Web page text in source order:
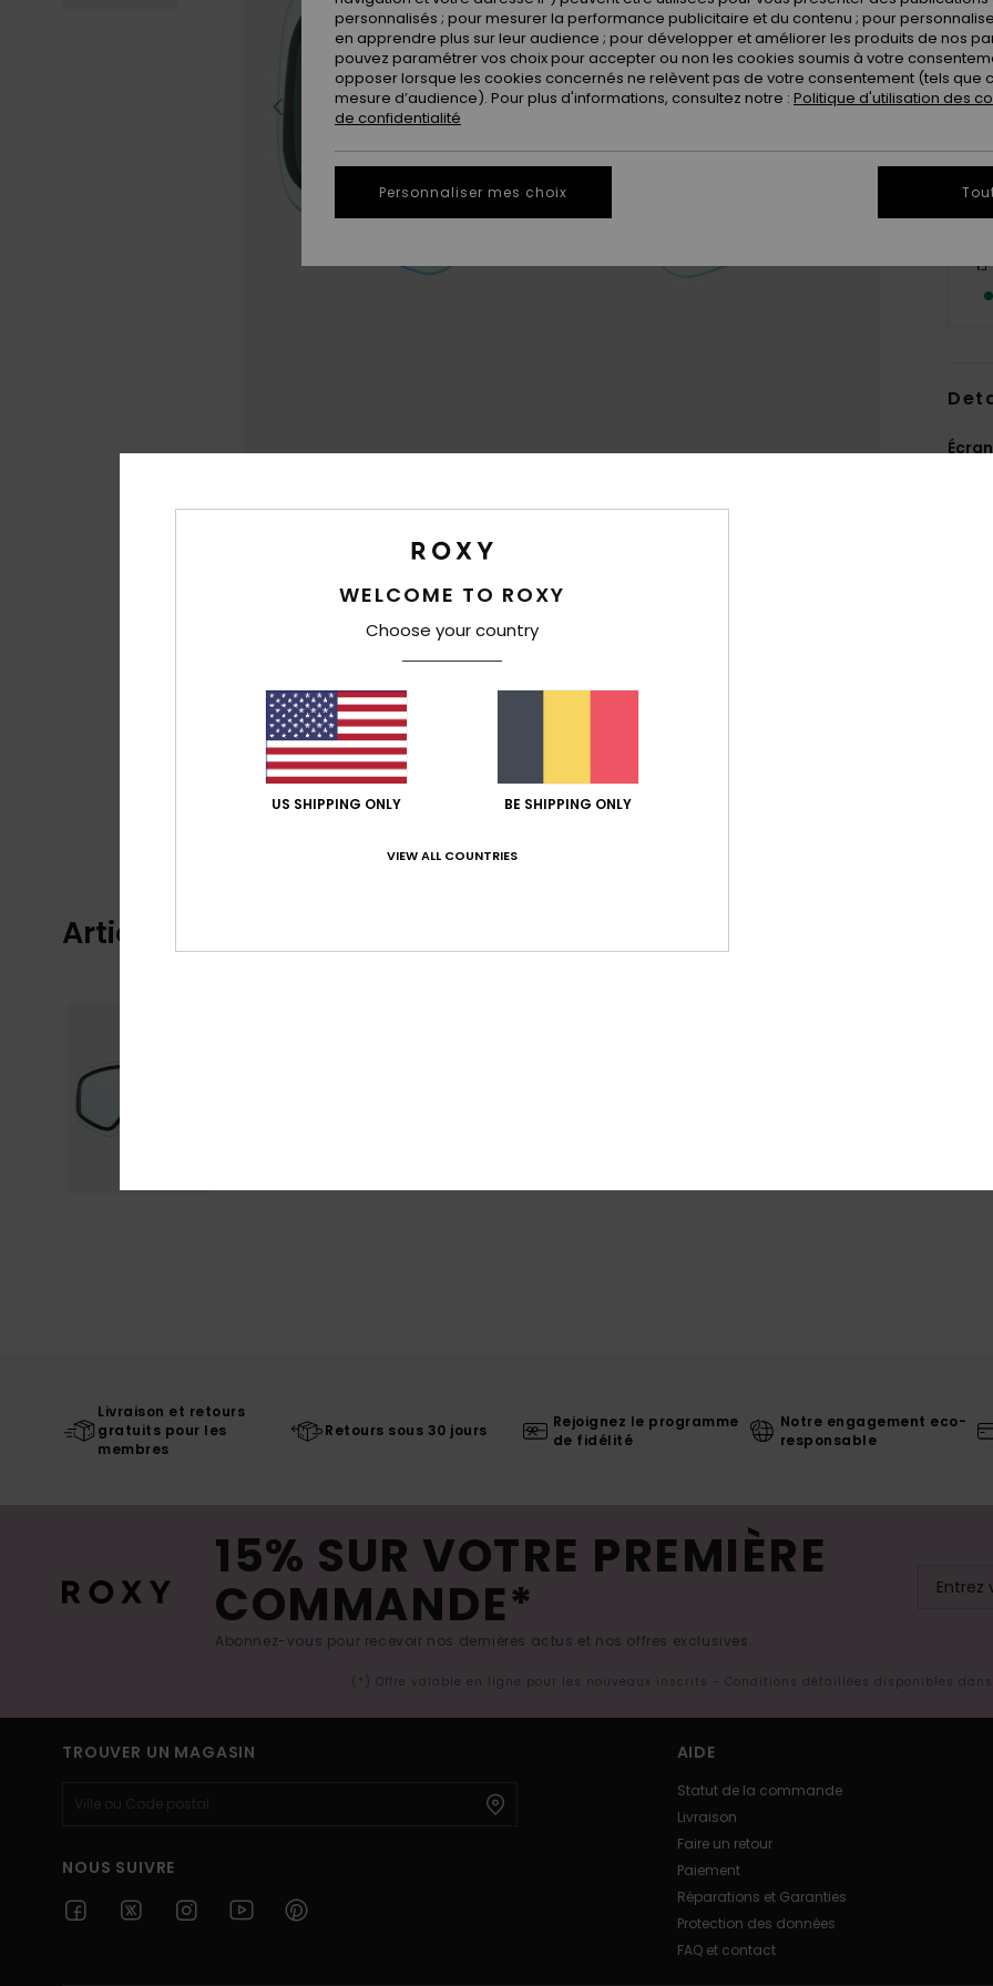
Articles vus récemment
Livraison et retours
gratuits pour les
membres
Retours sous 30 jours
Rejoignez le programme
de fidélité
Notre engagement eco-
responsable
15% SUR VOTRE PREMIÈRE
COMMANDE*
Abonnez-vous pour recevoir nos dernières actus et nos offres exclusives.
(*) Offre valable en ligne pour les nouveaux inscrits - Conditions détaillées disponibles
TROUVER UN MAGASIN
NOUS SUIVRE
AIDE
Statut de la commande
Livraison
Faire un retour
Paiement
Réparations et Garanties
Protection des données
FAQ et contact
WELCOME TO ROXY
Choose your country
US SHIPPING ONLY BE SHIPPING ONLY
VIEW ALL COUNTRIES
personnalisés ; pour mesurer la performance publicitaire et du contenu ; pour
en apprendre plus sur leur audience ; pour développer et améliorer les produits de nos
pouvez paramétrer vos choix pour accepter ou non les cookies soumis à votre
opposer lorsque les cookies concernés ne relèvent pas de votre consentement (tels que
mesure d’audience). Pour plus d'informations, consultez notre : Politique d'utilisation des
de confidentialité
Personnaliser mes choix